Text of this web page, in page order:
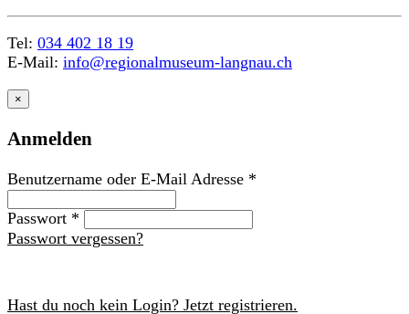
Tel: 034 402 18 19
E-Mail: info@regionalmuseum-langnau.ch
×
Anmelden
Benutzername oder E-Mail Adresse *
Passwort *
Passwort vergessen?
Hast du noch kein Login? Jetzt registrieren.